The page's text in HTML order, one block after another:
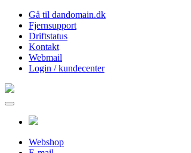
Gå til dandomain.dk
Fjernsupport
Driftstatus
Kontakt
Webmail
Login / kundecenter
Webshop